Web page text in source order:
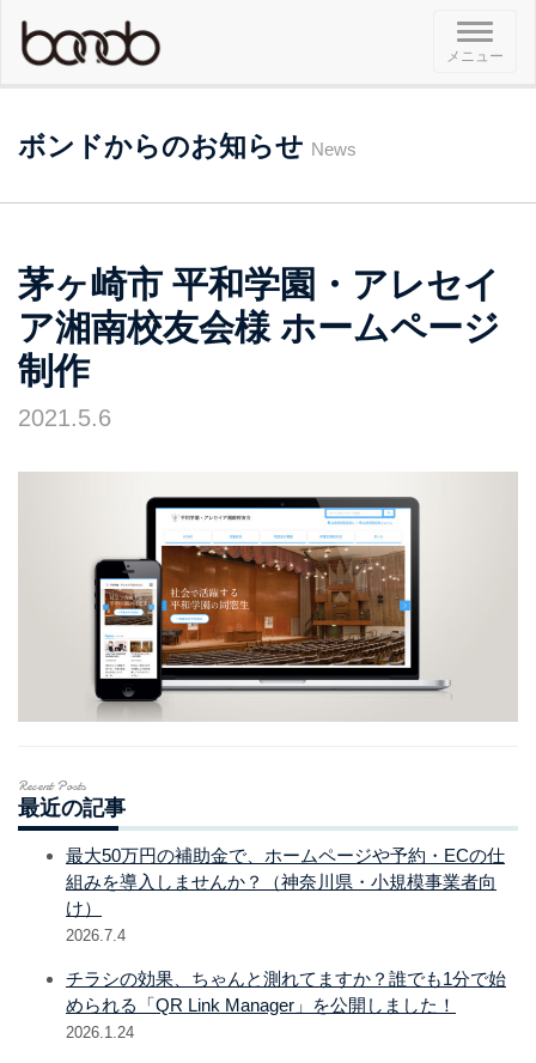
メ
ニ
ュ
メニュー
ボンドからのお知らせ News
茅ヶ崎市 平和学園・アレセイ
ア湘南校友会様 ホームページ
制作
2021.5.6
Recent Posts
最近の記事
最大50万円の補助金で、ホームページや予約・ECの仕
組みを導入しませんか？（神奈川県・小規模事業者向
け）
2026.7.4
チラシの効果、ちゃんと測れてますか？誰でも1分で始
められる「QR Link Manager」を公開しました！
2026.1.24